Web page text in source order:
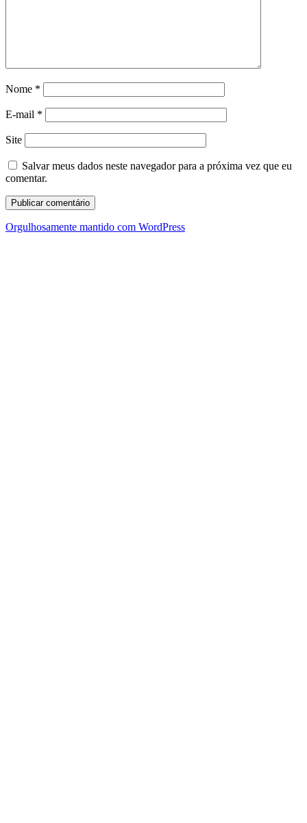
Nome *
E-mail *
Site
Salvar meus dados neste navegador para a próxima vez que eu
comentar.
Orgulhosamente mantido com WordPress